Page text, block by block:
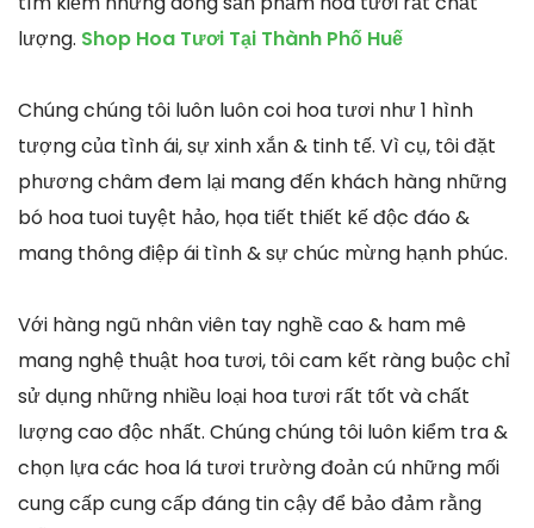
lượng. Shop Hoa Tươi Tại Thành Phố Huế
Chúng chúng tôi luôn luôn coi hoa tươi như 1 hình
tượng của tình ái, sự xinh xắn & tinh tế. Vì cụ, tôi đặt
phương châm đem lại mang đến khách hàng những
bó hoa tuoi tuyệt hảo, họa tiết thiết kế độc đáo &
mang thông điệp ái tình & sự chúc mừng hạnh phúc.
Với hàng ngũ nhân viên tay nghề cao & ham mê
mang nghệ thuật hoa tươi, tôi cam kết ràng buộc chỉ
sử dụng những nhiều loại hoa tươi rất tốt và chất
lượng cao độc nhất. Chúng chúng tôi luôn kiểm tra &
chọn lựa các hoa lá tươi trường đoản cú những mối
cung cấp cung cấp đáng tin cậy để bảo đảm rằng